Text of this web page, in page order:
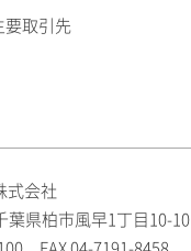
要取引先
式会社
県柏市風早1丁目10-10